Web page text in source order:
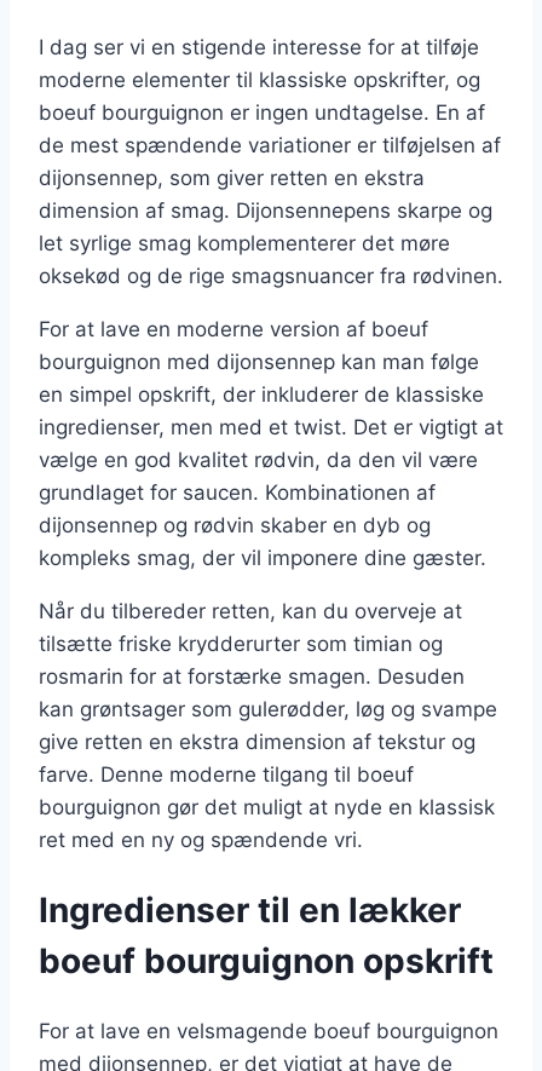
I dag ser vi en stigende interesse for at tilføje
moderne elementer til klassiske opskrifter, og
boeuf bourguignon er ingen undtagelse. En af
de mest spændende variationer er tilføjelsen af
dijonsennep, som giver retten en ekstra
dimension af smag. Dijonsennepens skarpe og
let syrlige smag komplementerer det møre
oksekød og de rige smagsnuancer fra rødvinen.
For at lave en moderne version af boeuf
bourguignon med dijonsennep kan man følge
en simpel opskrift, der inkluderer de klassiske
ingredienser, men med et twist. Det er vigtigt at
vælge en god kvalitet rødvin, da den vil være
grundlaget for saucen. Kombinationen af
dijonsennep og rødvin skaber en dyb og
kompleks smag, der vil imponere dine gæster.
Når du tilbereder retten, kan du overveje at
tilsætte friske krydderurter som timian og
rosmarin for at forstærke smagen. Desuden
kan grøntsager som gulerødder, løg og svampe
give retten en ekstra dimension af tekstur og
farve. Denne moderne tilgang til boeuf
bourguignon gør det muligt at nyde en klassisk
ret med en ny og spændende vri.
Ingredienser til en lækker
boeuf bourguignon opskrift
For at lave en velsmagende boeuf bourguignon
med dijonsennep, er det vigtigt at have de